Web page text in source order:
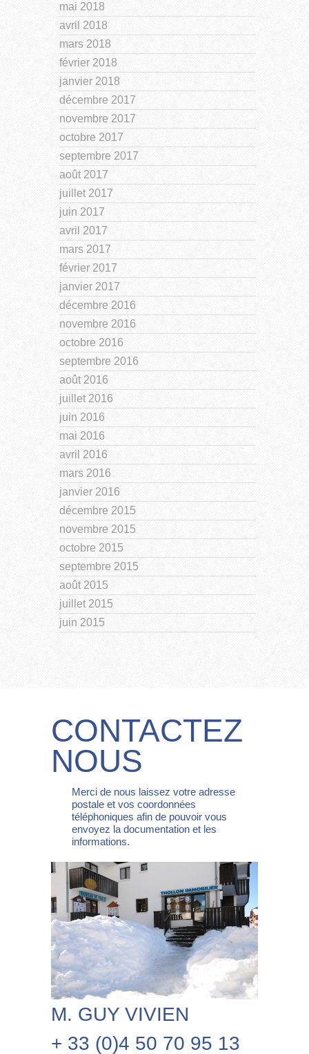
mai 2018
avril 2018
mars 2018
février 2018
janvier 2018
décembre 2017
novembre 2017
octobre 2017
septembre 2017
août 2017
juillet 2017
juin 2017
avril 2017
mars 2017
février 2017
janvier 2017
décembre 2016
novembre 2016
octobre 2016
septembre 2016
août 2016
juillet 2016
juin 2016
mai 2016
avril 2016
mars 2016
janvier 2016
décembre 2015
novembre 2015
octobre 2015
septembre 2015
août 2015
juillet 2015
juin 2015
CONTACTEZ
NOUS
Merci de nous laissez votre adresse
postale et vos coordonnées
téléphoniques afin de pouvoir vous
envoyez la documentation et les
informations.
M. GUY VIVIEN
+ 33 (0)4 50 70 95 13